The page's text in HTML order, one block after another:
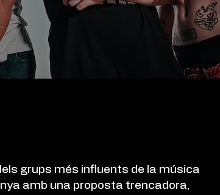
grups més influents de la música
amb una proposta trencadora,